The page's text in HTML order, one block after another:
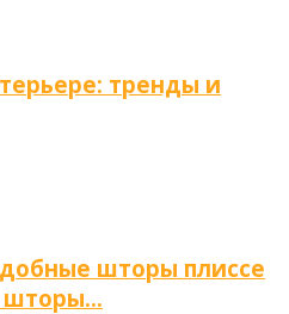
тренды и
шторы плиссе
шторы…